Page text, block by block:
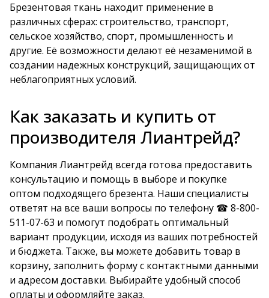
Брезентовая ткань находит применение в
различных сферах: строительство, транспорт,
сельское хозяйство, спорт, промышленность и
другие. Её возможности делают её незаменимой в
создании надежных конструкций, защищающих от
неблагоприятных условий.
Как заказать и купить от
производителя Лиантрейд?
Компания Лиантрейд всегда готова предоставить
консультацию и помощь в выборе и покупке
оптом подходящего брезента. Наши специалисты
ответят на все ваши вопросы по телефону ☎ 8-800-
511-07-63 и помогут подобрать оптимальный
вариант продукции, исходя из ваших потребностей
и бюджета. Также, вы можете добавить товар в
корзину, заполнить форму с контактными данными
и адресом доставки. Выбирайте удобный способ
оплаты и оформляйте заказ.